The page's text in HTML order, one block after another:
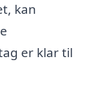
kan
er klar til